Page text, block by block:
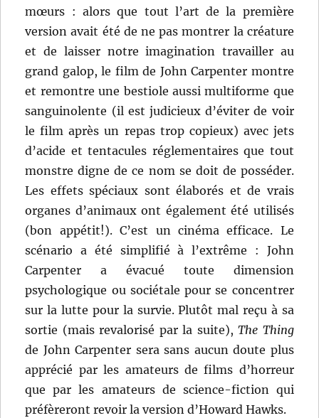
mœurs : alors que tout l’art de la première
version avait été de ne pas montrer la créature
et de laisser notre imagination travailler au
grand galop, le film de John Carpenter montre
et remontre une bestiole aussi multiforme que
sanguinolente (il est judicieux d’éviter de voir
le film après un repas trop copieux) avec jets
d’acide et tentacules réglementaires que tout
monstre digne de ce nom se doit de posséder.
Les effets spéciaux sont élaborés et de vrais
organes d’animaux ont également été utilisés
(bon appétit!). C’est un cinéma efficace. Le
scénario a été simplifié à l’extrême : John
Carpenter a évacué toute dimension
psychologique ou sociétale pour se concentrer
sur la lutte pour la survie. Plutôt mal reçu à sa
sortie (mais revalorisé par la suite),The Thing
de John Carpenter sera sans aucun doute plus
apprécié par les amateurs de films d’horreur
que par les amateurs de science-fiction qui
préfèreront revoir la version d’Howard Hawks.